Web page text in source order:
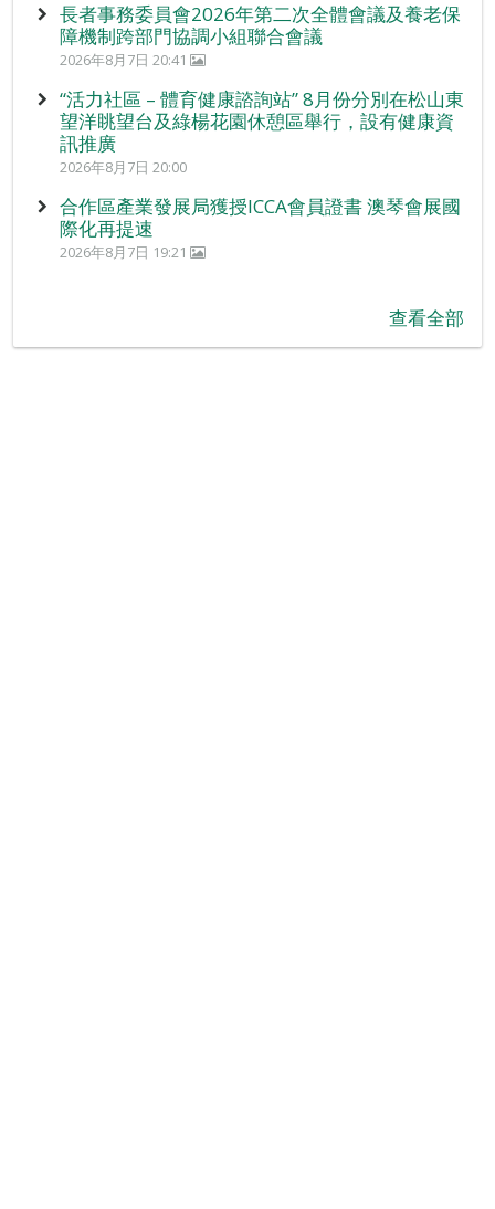
長者事務委員會2026年第二次全體會議及養老保
障機制跨部門協調小組聯合會議
2026年8月7日 20:41
“活力社區 – 體育健康諮詢站” 8月份分別在松山東
望洋眺望台及綠楊花園休憩區舉行，設有健康資
訊推廣
2026年8月7日 20:00
合作區產業發展局獲授ICCA會員證書 澳琴會展國
際化再提速
2026年8月7日 19:21
查看全部